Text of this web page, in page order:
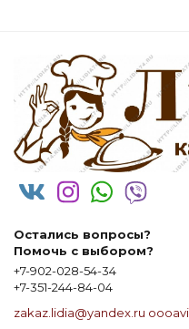
Остались вопросы?
Помочь с выбором?
+7-902-028-54-34
+7-351-244-84-04
zakaz.lidia@yandex.ru